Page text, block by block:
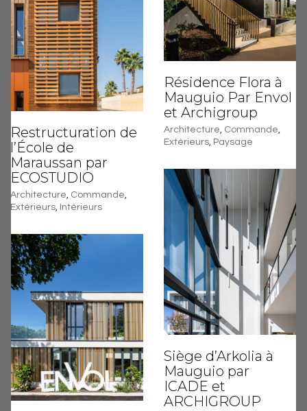
Résidence Flora à
Mauguio Par Envol
et Archigroup
Architecture, Commande,
Extérieurs, Paysage
Restructuration de
l’École de
Maraussan par
ECOSTUDIO
Architecture, Commande,
Extérieurs, Intérieurs
Siège d’Arkolia à
Mauguio par
ICADE et
ARCHIGROUP